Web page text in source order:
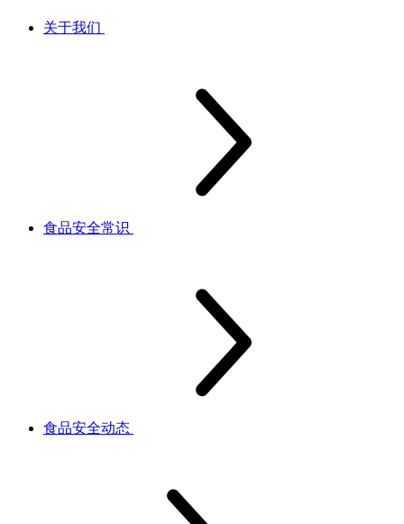
关于我们
食品安全常识
食品安全动态